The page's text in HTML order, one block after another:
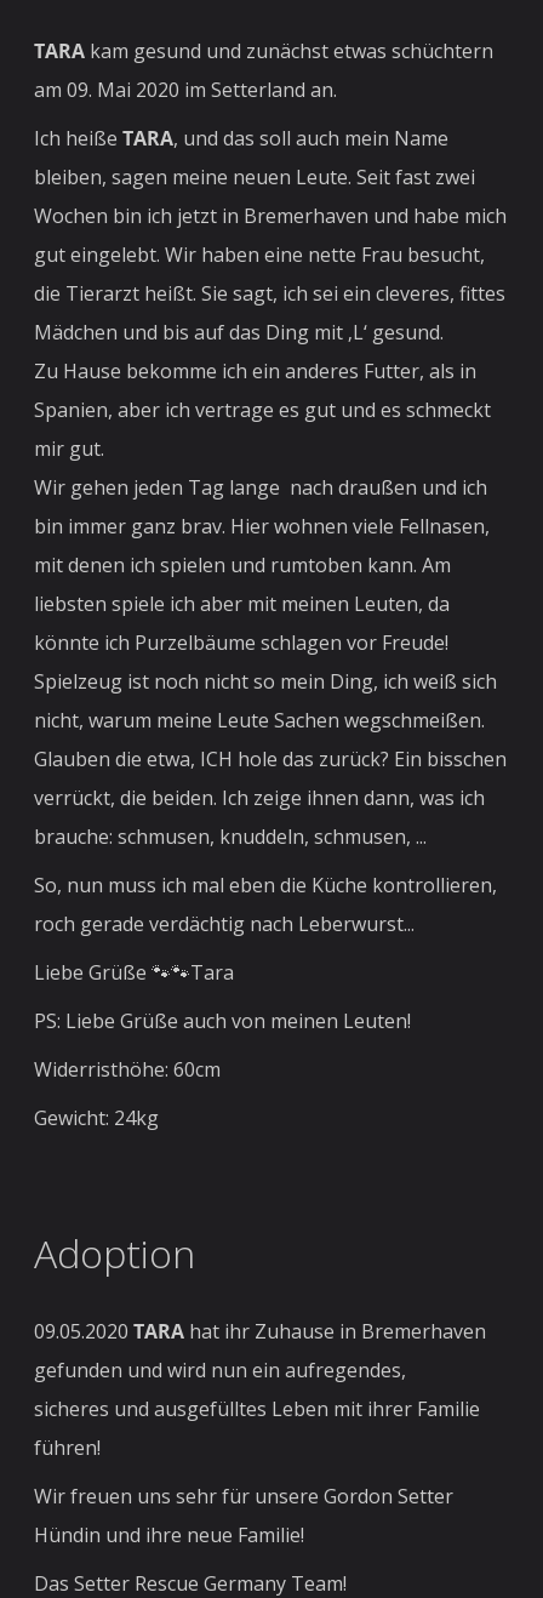
TARA kam gesund und zunächst etwas schüchtern
am 09. Mai 2020 im Setterland an.
Ich heißeTARA, und das soll auch mein Name
bleiben, sagen meine neuen Leute. Seit fast zwei
Wochen bin ich jetzt in Bremerhaven und habe mich
gut eingelebt. Wir haben eine nette Frau besucht,
die Tierarzt heißt. Sie sagt, ich sei ein cleveres, fittes
Mädchen und bis auf das Ding mit ‚L‘ gesund.
Zu Hause bekomme ich ein anderes Futter, als in
Spanien, aber ich vertrage es gut und es schmeckt
mir gut.
Wir gehen jeden Tag lange nach draußen und ich
bin immer ganz brav. Hier wohnen viele Fellnasen,
mit denen ich spielen und rumtoben kann. Am
liebsten spiele ich aber mit meinen Leuten, da
könnte ich Purzelbäume schlagen vor Freude!
Spielzeug ist noch nicht so mein Ding, ich weiß sich
nicht, warum meine Leute Sachen wegschmeißen.
Glauben die etwa, ICH hole das zurück? Ein bisschen
verrückt, die beiden. Ich zeige ihnen dann, was ich
brauche: schmusen, knuddeln, schmusen, ...
So, nun muss ich mal eben die Küche kontrollieren,
roch gerade verdächtig nach Leberwurst...
Liebe Grüße 🐾🐾Tara
PS: Liebe Grüße auch von meinen Leuten!
Widerristhöhe: 60cm
Gewicht: 24kg
Adoption
09.05.2020TARA hat ihr Zuhause in Bremerhaven
gefunden und wird nun ein aufregendes,
sicheres und ausgefülltes Leben mit ihrer Familie
führen!
Wir freuen uns sehr für unsere Gordon Setter
Hündin und ihre neue Familie!
Das Setter Rescue Germany Team!